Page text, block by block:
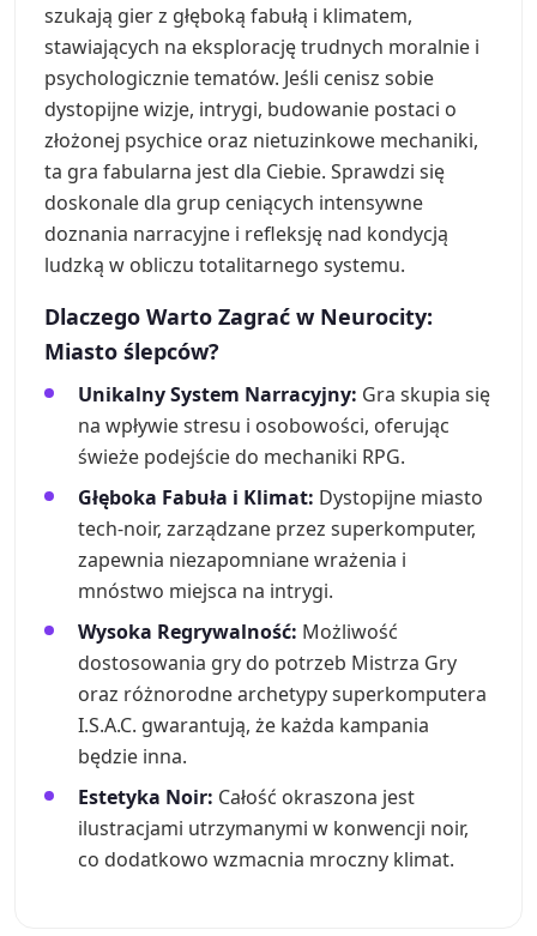
szukają gier z głęboką fabułą i klimatem,
stawiających na eksplorację trudnych moralnie i
psychologicznie tematów. Jeśli cenisz sobie
dystopijne wizje, intrygi, budowanie postaci o
złożonej psychice oraz nietuzinkowe mechaniki,
ta gra fabularna jest dla Ciebie. Sprawdzi się
doskonale dla grup ceniących intensywne
doznania narracyjne i refleksję nad kondycją
ludzką w obliczu totalitarnego systemu.
Dlaczego Warto Zagrać w Neurocity:
Miasto ślepców?
Unikalny System Narracyjny: Gra skupia się
na wpływie stresu i osobowości, oferując
świeże podejście do mechaniki RPG.
Głęboka Fabuła i Klimat: Dystopijne miasto
tech-noir, zarządzane przez superkomputer,
zapewnia niezapomniane wrażenia i
mnóstwo miejsca na intrygi.
Wysoka Regrywalność: Możliwość
dostosowania gry do potrzeb Mistrza Gry
oraz różnorodne archetypy superkomputera
I.S.A.C. gwarantują, że każda kampania
będzie inna.
Estetyka Noir: Całość okraszona jest
ilustracjami utrzymanymi w konwencji noir,
co dodatkowo wzmacnia mroczny klimat.